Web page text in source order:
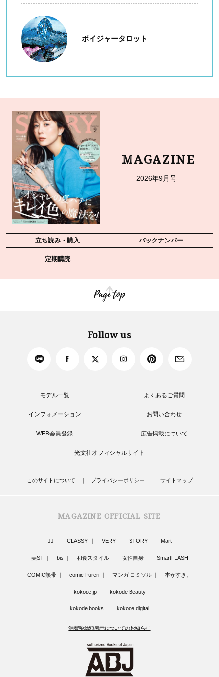
ボイジャータロット
MAGAZINE
2026年9月号
立ち読み・購入 バックナンバー
定期購読
Page top
Follow us
モデル一覧 よくあるご質問
インフォメーション お問い合わせ
WEB会員登録 広告掲載について
光文社オフィシャルサイト
このサイトについて プライバシーポリシー サイトマップ
MAGAZINE OFFICIAL SITE
JJ CLASSY. VERY STORY Mart
美ST bis 和食スタイル 女性自身 SmartFLASH
COMIC熱帯 comic Pureri マンガ コミソル 本がすき。
kokode.jp kokode Beauty
kokode books kokode digital
消費税総額表示についてのお知らせ